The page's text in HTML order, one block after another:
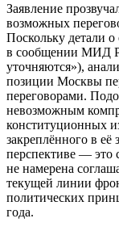
Заявление
возможных
Поскольку детали
в сообщении МИД
уточняются»),
позиции Москвы
переговорами.
невозможным
конституционных
закреплённого в её
перспективе — это
не намерена
текущей линии
политических
года.